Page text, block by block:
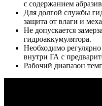
с содержанием
Для долгой службы
защита от влаги и
Не допускается
гидроаккумулятора.
Необходимо
внутри ГА с
Рабочий диапазон